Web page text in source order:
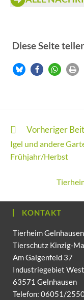
Diese Seite
Vorheriger
Igel und andere
Frühjahr/Herbst
KONTAKT
Tierheim Gelnhausen
Tierschutz Kinzig-
Am Galgenfeld 37
Industriegebiet West
63571 Gelnhausen
Telefon: 06051/